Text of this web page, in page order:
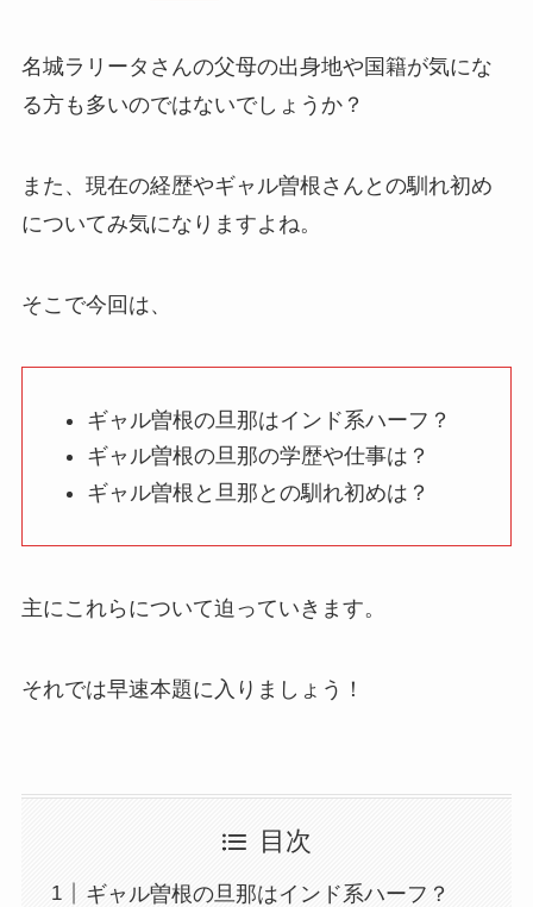
名城ラリータさんの父母の出身地や国籍が気にな
る方も多いのではないでしょうか？
また、現在の経歴やギャル曽根さんとの馴れ初め
についてみ気になりますよね。
そこで今回は、
ギャル曽根の旦那はインド系ハーフ？
ギャル曽根の旦那の学歴や仕事は？
ギャル曽根と旦那との馴れ初めは？
主にこれらについて迫っていきます。
それでは早速本題に入りましょう！
目次
ギャル曽根の旦那はインド系ハーフ？